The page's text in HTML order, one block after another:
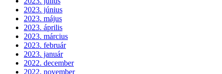
2023. június
2023. május
2023. április
2023. március
2023. február
2023. január
2022. december
2022. november